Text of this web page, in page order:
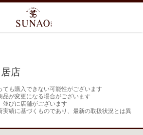
店
ても購入できない可能性がございます
品が変更になる場合がございます
並びに店舗がございます
実績に基づくものであり、最新の取扱状況とは異